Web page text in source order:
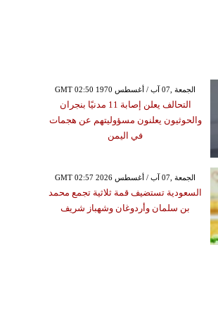
GMT 02:50 1970 الجمعة ,07 آب / أغسطس
التحالف يعلن إصابة 11 مدنيًا بنجران
والحوثيون يعلنون مسؤوليتهم عن هجمات
في اليمن
GMT 02:57 2026 الجمعة ,07 آب / أغسطس
السعودية تستضيف قمة ثلاثية تجمع محمد
بن سلمان وأردوغان وشهباز شريف